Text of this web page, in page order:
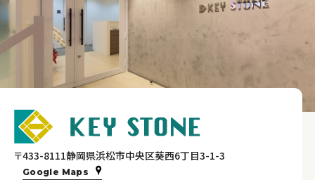
〒433-8111静岡県浜松市中央区葵西6丁目3-1-3
Google Maps